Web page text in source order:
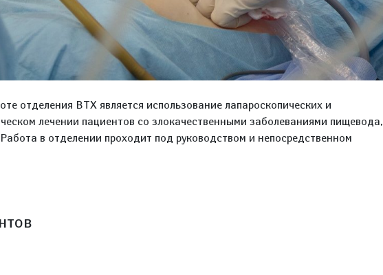
отделения ВТХ является использование лапароскопических и
лечении пациентов со злокачественными заболеваниями пищевода,
в отделении проходит под руководством и непосредственном